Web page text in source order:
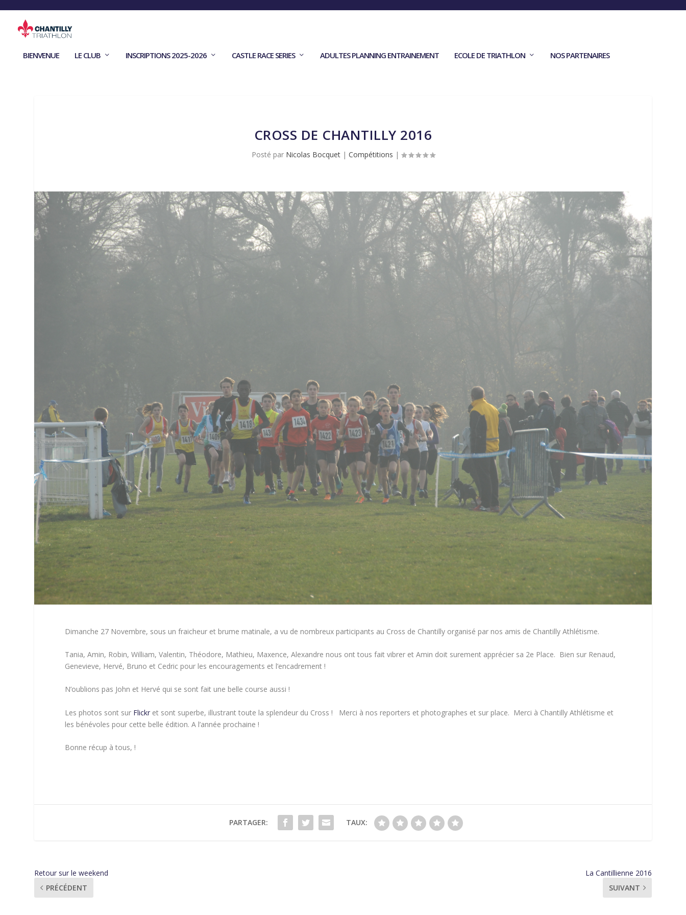
BIENVENUE LE CLUB INSCRIPTIONS 2025-2026 CASTLE RACE SERIES ADULTES PLANNING ENTRAINEMENT ECOLE DE TRIATHLON NOS PARTENAIRES
CROSS DE CHANTILLY 2016
Posté par Nicolas Bocquet| Compétitions |
Dimanche 27 Novembre, sous un fraicheur et brume matinale, a vu de nombreux participants au Cross de Chantilly organisé par nos amis de Chantilly Athlétisme.
Tania, Amin, Robin, William, Valentin, Théodore, Mathieu, Maxence, Alexandre nous ont tous fait vibrer et Amin doit surement apprécier sa 2e Place. Bien sur Renaud,
Genevieve, Hervé, Bruno et Cedric pour les encouragements et l’encadrement !
N’oublions pas John et Hervé qui se sont fait une belle course aussi !
Les photos sont sur Flickr et sont superbe, illustrant toute la splendeur du Cross ! Merci à nos reporters et photographes et sur place. Merci à Chantilly Athlétisme et
les bénévoles pour cette belle édition. A l’année prochaine !
Bonne récup à tous, !
PARTAGER: TAUX:
Retour sur le weekend
PRÉCÉDENT
La Cantillienne 2016
SUIVANT